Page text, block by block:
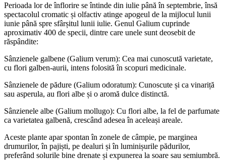
Perioada lor de înflorire se întinde din iulie până în septembrie, însă
spectacolul cromatic și olfactiv atinge apogeul de la mijlocul lunii
iunie până spre sfârșitul lunii iulie. Genul Galium cuprinde
aproximativ 400 de specii, dintre care unele sunt deosebit de
răspândite:
Sânzienele galbene (Galium verum): Cea mai cunoscută varietate,
cu flori galben-aurii, intens folosită în scopuri medicinale.
Sânzienele de pădure (Galium odoratum): Cunoscute și ca vinariță
sau asperula, au flori albe și o aromă dulce distinctă.
Sânzienele albe (Galium mollugo): Cu flori albe, la fel de parfumate
ca varietatea galbenă, crescând adesea în aceleași areale.
Aceste plante apar spontan în zonele de câmpie, pe marginea
drumurilor, în pajiști, pe dealuri și în luminișurile pădurilor,
preferând solurile bine drenate și expunerea la soare sau semiumbră.